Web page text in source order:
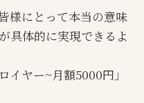
様にとって本当の意味
具体的に実現できるよ
イヤー~月額5000円」